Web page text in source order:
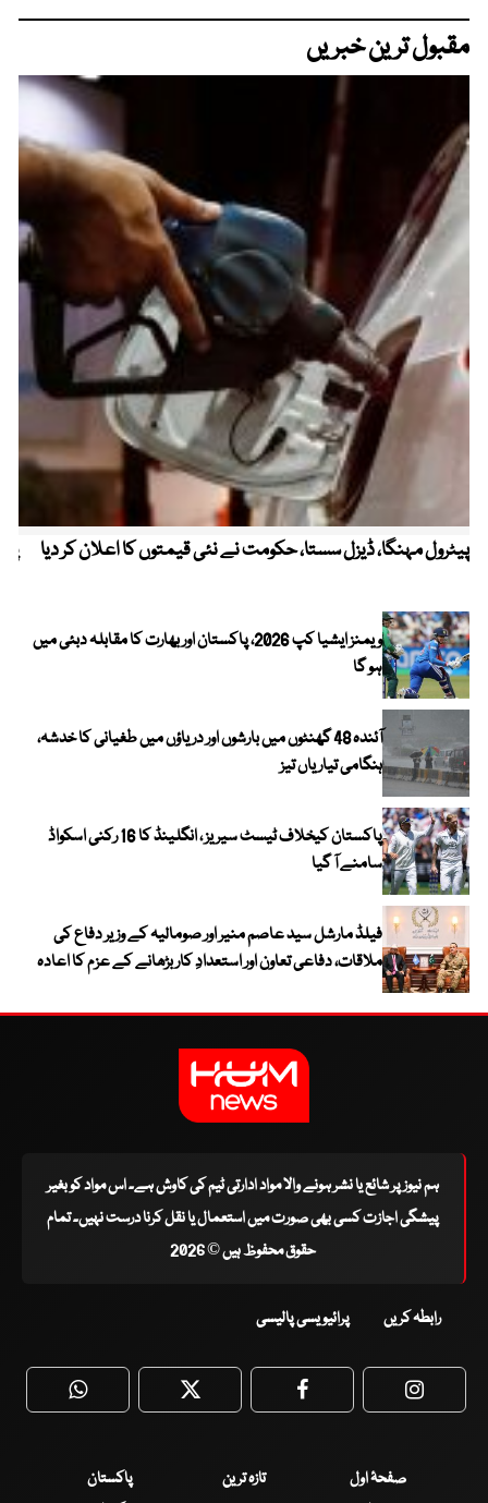
مقبول ترین خبریں
پیٹرول مہنگا، ڈیزل سستا، حکومت نے نئی قیمتوں کا اعلان کر دیا
ویمنز ایشیا کپ 2026، پاکستان اور بھارت کا مقابلہ دبئی میں
ہو گا
آئندہ 48 گھنٹوں میں بارشوں اور دریاؤں میں طغیانی کا خدشہ،
ہنگامی تیاریاں تیز
پاکستان کیخلاف ٹیسٹ سیریز ، انگلینڈ کا 16 رکنی اسکواڈ
سامنے آ گیا
فیلڈ مارشل سید عاصم منیر اور صومالیہ کے وزیر دفاع کی
ملاقات، دفاعی تعاون اور استعدادِ کار بڑھانے کے عزم کا اعادہ
ہم نیوز پر شائع یا نشر ہونے والا مواد ادارتی ٹیم کی کاوش ہے۔ اس مواد کو بغیر
پیشگی اجازت کسی بھی صورت میں استعمال یا نقل کرنا درست نہیں۔ تمام
حقوق محفوظ ہیں © 2026
رابطہ کریں پرائیویسی پالیسی
WhatsApp Twitter Facebook
صفحۂ اول تازہ ترین
پاکستان